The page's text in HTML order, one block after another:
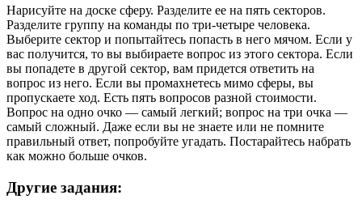
Нарисуйте на доске сферу. Разделите ее на пять секторов.
Разделите группу на команды по три-четыре человека.
Выберите сектор и попытайтесь попасть в него мячом. Если у
вас получится, то вы выбираете вопрос из этого сектора. Если
вы попадете в другой сектор, вам придется ответить на
вопрос из него. Если вы промахнетесь мимо сферы, вы
пропускаете ход. Есть пять вопросов разной стоимости.
Вопрос на одно очко — самый легкий; вопрос на три очка —
самый сложный. Даже если вы не знаете или не помните
правильный ответ, попробуйте угадать. Постарайтесь набрать
как можно больше очков.
Другие задания: